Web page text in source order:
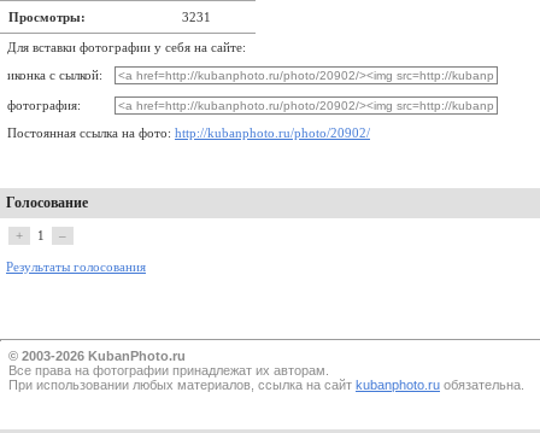
Просмотры: 3231
Для вставки фотографии у себя на сайте:
иконка с сылкой:
фотография:
Постоянная ссылка на фото: http://kubanphoto.ru/photo/20902/
Голосование
+ 1 –
Результаты голосования
© 2003-2026 KubanPhoto.ru
Все прaва на фотографии принадлежат их авторам.
При использовании любых материалов, ссылка на сайт kubanphoto.ru обязательна.